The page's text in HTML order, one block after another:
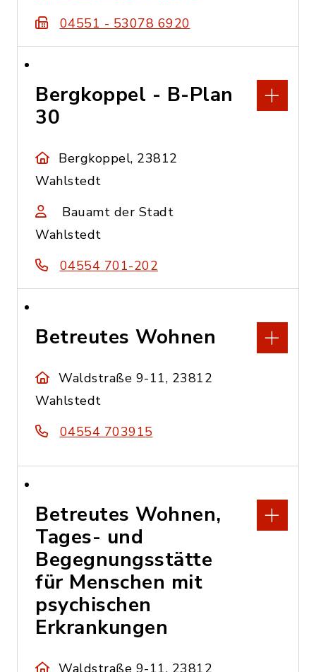
04551 - 53078 6920
Bergkoppel - B-Plan
30
Bergkoppel, 23812
Wahlstedt
Bauamt der Stadt
Wahlstedt
04554 701-202
Betreutes Wohnen
Waldstraße 9-11, 23812
Wahlstedt
04554 703915
Betreutes Wohnen,
Tages- und
Begegnungsstätte
für Menschen mit
psychischen
Erkrankungen
Waldstraße 9-11, 23812